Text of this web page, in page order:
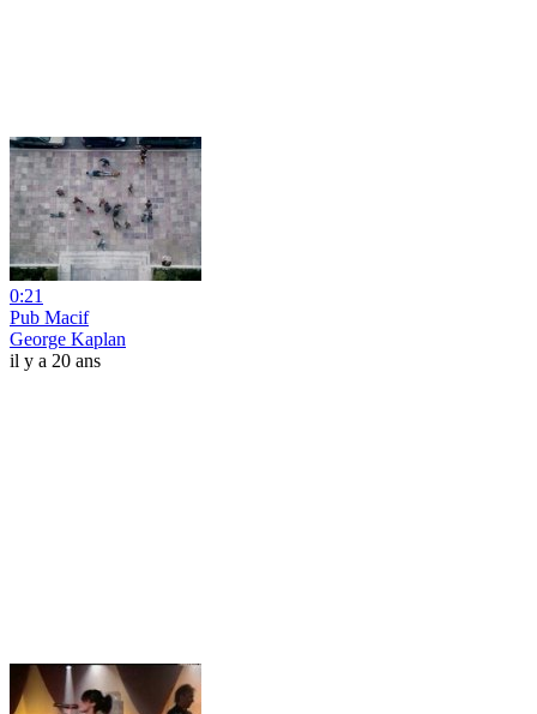
0:21
Pub Macif
George Kaplan
il y a 20 ans